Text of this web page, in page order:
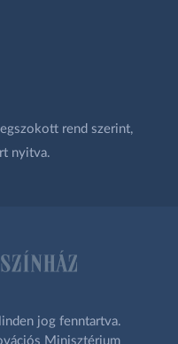
rend szerint,
nyitva.
jog fenntartva.
Minisztérium